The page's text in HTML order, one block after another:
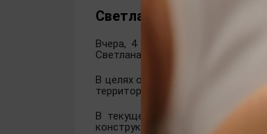
Светлана Протасевич
Вчера, 4 августа 2026 года в
Светлана Александровна
В целях обеспечения прав детей
территорию лагеря, оценила
В текущем году в лагере
конструкция с навесом, которая